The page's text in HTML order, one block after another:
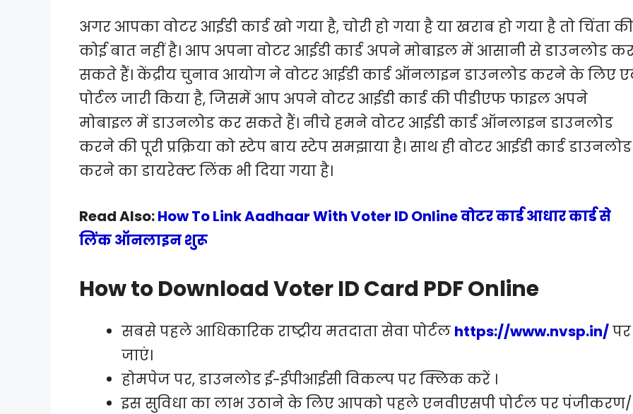
अगर आपका वोटर आईडी कार्ड खो गया है, चोरी हो गया है या खराब हो गया है तो चिंता की
कोई बात नहीं है। आप अपना वोटर आईडी कार्ड अपने मोबाइल में आसानी से डाउनलोड
सकते हैं। केंद्रीय चुनाव आयोग ने वोटर आईडी कार्ड ऑनलाइन डाउनलोड करने के लिए
पोर्टल जारी किया है, जिसमें आप अपने वोटर आईडी कार्ड की पीडीएफ फाइल अपने
मोबाइल में डाउनलोड कर सकते हैं। नीचे हमने वोटर आईडी कार्ड ऑनलाइन डाउनलोड
करने की पूरी प्रक्रिया को स्टेप बाय स्टेप समझाया है। साथ ही वोटर आईडी कार्ड डाउनलोड
करने का डायरेक्ट लिंक भी दिया गया है।
Read Also:How To Link Aadhaar With Voter ID Online वोटर कार्ड आधार कार्ड से
लिंक ऑनलाइन शुरू
How to Download Voter ID Card PDF Online
सबसे पहले आधिकारिक राष्ट्रीय मतदाता सेवा पोर्टल https://www.nvsp.in/पर
जाएं।
होमपेज पर, डाउनलोड ई-ईपीआईसी विकल्प पर क्लिक करें ।
इस सुविधा का लाभ उठाने के लिए आपको पहले एनवीएसपी पोर्टल पर पंजीकरण/